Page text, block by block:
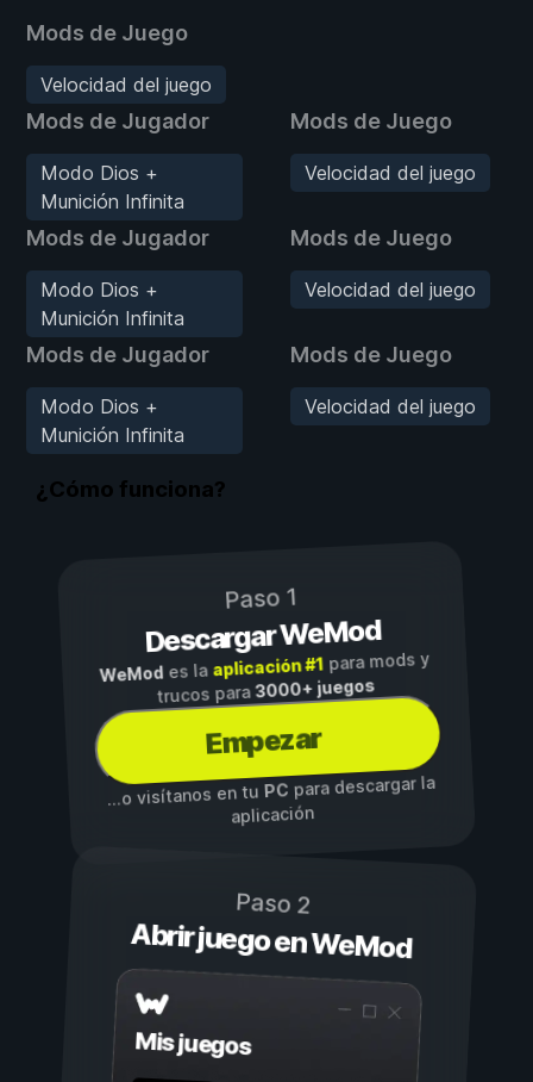
Mods de Juego
Velocidad del juego
Mods de Jugador
Modo Dios +
Munición Infinita
Mods de Juego
Velocidad del juego
Mods de Jugador
Modo Dios +
Munición Infinita
Mods de Juego
Velocidad del juego
Mods de Jugador
Modo Dios +
Munición Infinita
Mods de Juego
Velocidad del juego
¿Cómo funciona?
Paso 1
Descargar WeMod
WeMod es la aplicación #1para mods y
trucos para3000+ juegos
Empezar
...o visítanos en tuPCpara descargar la
aplicación
Paso 2
Abrir juego en WeMod
Mis juegos